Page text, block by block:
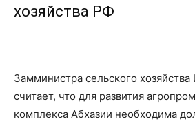
хозяйства РФ
Замминистра сельского
считает, что для развития
комплекса Абхазии необходима